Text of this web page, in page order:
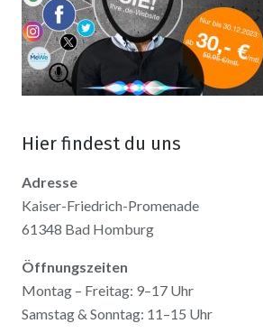
Hier findest du uns
Adresse
Kaiser-Friedrich-Promenade
61348 Bad Homburg
Öffnungszeiten
Montag – Freitag: 9–17 Uhr
Samstag & Sonntag: 11–15 Uhr